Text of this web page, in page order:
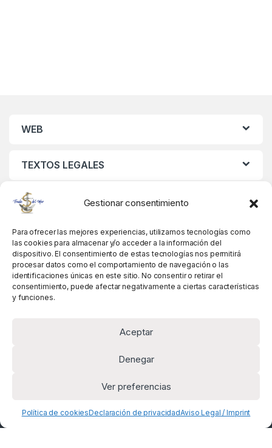
Gestionar consentimiento
Para ofrecer las mejores experiencias, utilizamos tecnologías como
las cookies para almacenar y/o acceder a la información del
dispositivo. El consentimiento de estas tecnologías nos permitirá
procesar datos como el comportamiento de navegación o las
identificaciones únicas en este sitio. No consentir o retirar el
consentimiento, puede afectar negativamente a ciertas características
y funciones.
Aceptar
Denegar
Ver preferencias
Política de cookiesDeclaración de privacidadAviso Legal / Imprint
WEB
TEXTOS LEGALES
MIS DATOS
Alguna pregunta? Llámanos!
+34 981 845 358